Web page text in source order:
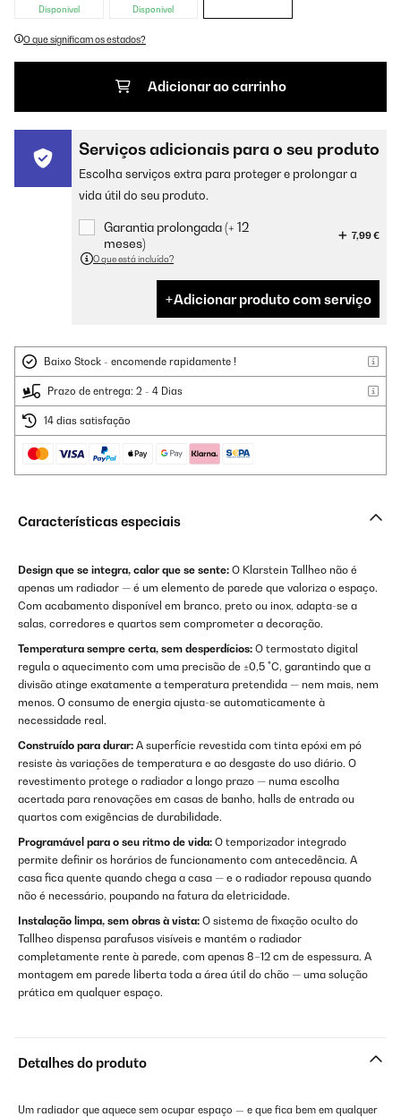
Disponível Disponível
O que significam os estados?
Adicionar ao carrinho
Serviços adicionais para o seu produto
Escolha serviços extra para proteger e prolongar a
vida útil do seu produto.
Garantia prolongada (+ 12
meses)
7,99 €
O que está incluído?
Adicionar produto com serviço
Baixo Stock - encomende rapidamente !
Prazo de entrega: 2 - 4 Dias
14 dias satisfação
Características especiais
Design que se integra, calor que se sente: O Klarstein Tallheo não é
apenas um radiador — é um elemento de parede que valoriza o espaço.
Com acabamento disponível em branco, preto ou inox, adapta-se a
salas, corredores e quartos sem comprometer a decoração.
Temperatura sempre certa, sem desperdícios: O termostato digital
regula o aquecimento com uma precisão de ±0,5 °C, garantindo que a
divisão atinge exatamente a temperatura pretendida — nem mais, nem
menos. O consumo de energia ajusta-se automaticamente à
necessidade real.
Construído para durar: A superfície revestida com tinta epóxi em pó
resiste às variações de temperatura e ao desgaste do uso diário. O
revestimento protege o radiador a longo prazo — numa escolha
acertada para renovações em casas de banho, halls de entrada ou
quartos com exigências de durabilidade.
Programável para o seu ritmo de vida: O temporizador integrado
permite definir os horários de funcionamento com antecedência. A
casa fica quente quando chega a casa — e o radiador repousa quando
não é necessário, poupando na fatura da eletricidade.
Instalação limpa, sem obras à vista: O sistema de fixação oculto do
Tallheo dispensa parafusos visíveis e mantém o radiador
completamente rente à parede, com apenas 8–12 cm de espessura. A
montagem em parede liberta toda a área útil do chão — uma solução
prática em qualquer espaço.
Detalhes do produto
Um radiador que aquece sem ocupar espaço — e que fica bem em qualquer